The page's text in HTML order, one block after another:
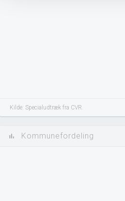
Kilde: Specialudtræk fra CVR.
bar_chart Kommunefordeling